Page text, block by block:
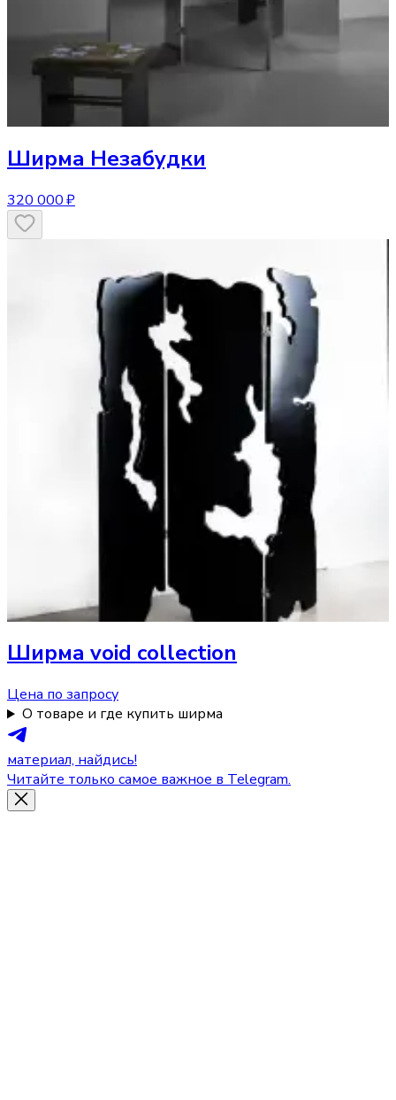
Ширма Незабудки
320 000 ₽
Ширма void collection
Цена по запросу
О товаре и где купить ширма
материал, найдись!
Читайте только самое важное в Telegram.